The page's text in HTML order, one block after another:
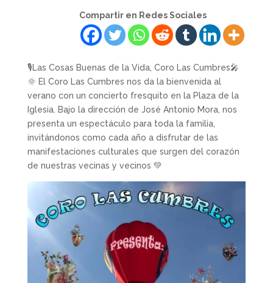
Compartir en Redes Sociales
🎙Las Cosas Buenas de la Vida, Coro Las Cumbres🎤
🌞 El Coro Las Cumbres nos da la bienvenida al
verano con un concierto fresquito en la Plaza de la
Iglesia. Bajo la dirección de José Antonio Mora, nos
presenta un espectáculo para toda la familia,
invitándonos como cada año a disfrutar de las
manifestaciones culturales que surgen del corazón
de nuestras vecinas y vecinos 💚